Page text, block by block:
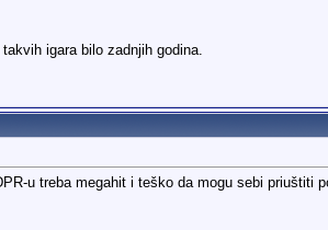
igara bilo zadnjih godina.
u treba megahit i teško da mogu sebi priuštiti